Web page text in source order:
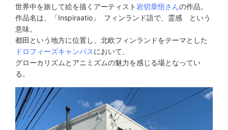
世界中を旅して絵を描くアーティスト岩切章悟さんの作品。
作品名は、「Inspiraatio」 フィンランド語で、霊感 という
意味。
都田という地方に位置し、北欧フィンランドをテーマとした
ドロフィーズキャンパスにおいて、
グローカリズムとアニミズムの魅力を感じる場となってい
る。